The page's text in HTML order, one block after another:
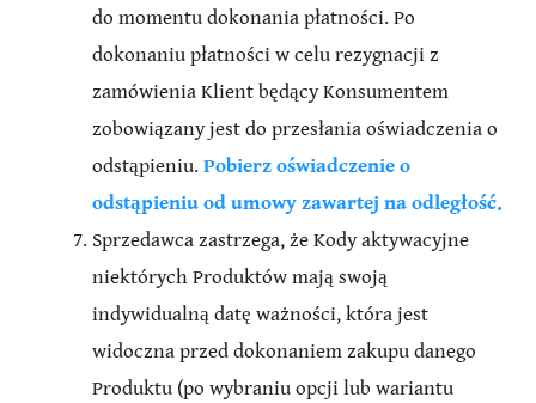
do momentu dokonania płatności. Po
dokonaniu płatności w celu rezygnacji z
zamówienia Klient będący Konsumentem
zobowiązany jest do przesłania oświadczenia o
odstąpieniu.Pobierz oświadczenie o
odstąpieniu od umowy zawartej na odległość.
Sprzedawca zastrzega, że Kody aktywacyjne
niektórych Produktów mają swoją
indywidualną datę ważności, która jest
widoczna przed dokonaniem zakupu danego
Produktu (po wybraniu opcji lub wariantu